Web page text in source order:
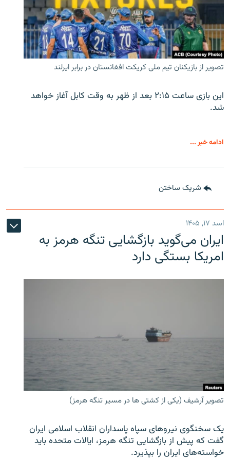
تصویر از بازیکنان تیم ملی کریکت افغانستان در برابر ایرلند
این بازی ساعت ۲:۱۵ بعد از ظهر به وقت کابل آغاز خواهد
شد.
ادامه خبر ...
شریک ساختن
اسد ۱۷, ۱۴۰۵
ایران می‌گوید بازگشایی تنگه هرمز به
امریکا بستگی دارد
تصویر آرشیف (یکی از کشتی ها در مسیر تنگه هرمز)
یک سخنگوی نیروهای سپاه پاسداران انقلاب اسلامی ایران
گفت که پیش از بازگشایی تنگه هرمز، ایالات متحده باید
خواسته‌های ایران را بپذیرد.